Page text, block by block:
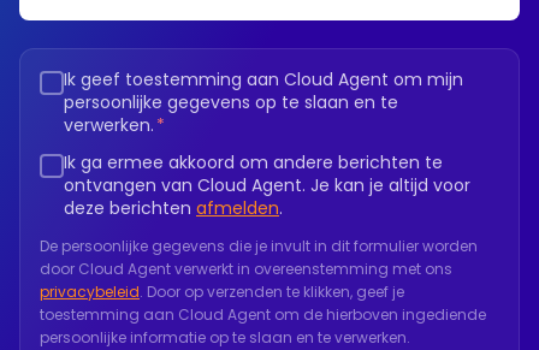
Ik geef toestemming aan Cloud Agent om mijn
persoonlijke gegevens op te slaan en te
verwerken. *
Ik ga ermee akkoord om andere berichten te
ontvangen van Cloud Agent. Je kan je altijd voor
deze berichten afmelden.
De persoonlijke gegevens die je invult in dit formulier worden
door Cloud Agent verwerkt in overeenstemming met ons
privacybeleid. Door op verzenden te klikken, geef je
toestemming aan Cloud Agent om de hierboven ingediende
persoonlijke informatie op te slaan en te verwerken.